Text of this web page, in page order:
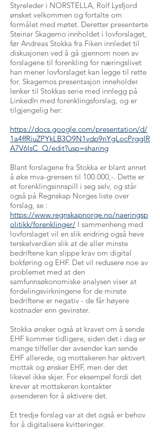
Styreleder i NORSTELLA, Rolf Lysfjord
ønsket velkommen og fortalte om
formålet med møtet. Deretter presenterte
Steinar Skagemo innholdet i lovforslaget,
før Andreas Stokka fra Fiken innledet til
diskusjonen ved å gå gjennom noen av
forslagene til forenkling for næringslivet
han mener lovforslaget kan legge til rette
for. Skagemos presentasjon inneholder
lenker til Stokkas serie med innlegg på
LinkedIn med forenklingsforslag, og er
tilgjengelig her:
https://docs.google.com/presentation/d/
1a4ffRiuZPYkLB3O9N1vdp9nYgLocPrggIR
A7V6lsC_Q/edit?usp=sharing
Blant forslagene fra Stokka er blant annet
å øke mva-grensen til 100.000,-. Dette er
et forenklingsinnspill i seg selv, og står
også på Regnskap Norges liste over
forslag, se :
https://www.regnskapnorge.no/naeringsp
olitikk/forenklinger/ I sammenheng med
lovforslaget vil en slik endring også heve
terskelverdien slik at de aller minste
bedriftene kan slippe krav om digital
bokføring og EHF. Det vil redusere noe av
problemet med at den
samfunnsøkonomiske analysen viser at
fordelingsvirkningene for de minste
bedriftene er negativ - de får høyere
kostnader enn gevinster.
Stokka ønsker også at kravet om å sende
EHF kommer tidligere, siden det i dag er
mange tilfeller der avsender kan sende
EHF allerede, og mottakeren har aktivert
mottak og ønsker EHF, men der det
likevel ikke skjer. For eksempel fordi det
krever at mottakeren kontakter
avsenderen for å aktivere det.
Et tredje forslag var at det også er behov
for å digitalisere kvitteringer.